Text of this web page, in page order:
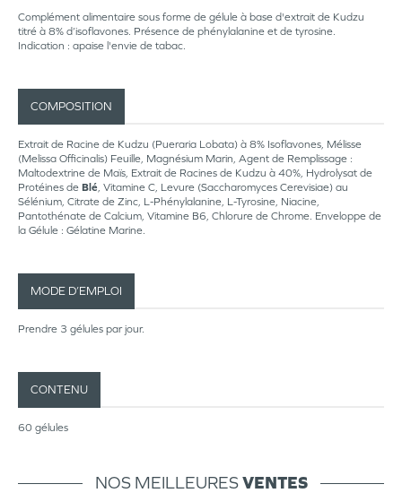
Complément alimentaire sous forme de gélule à base d'extrait de Kudzu
titré à 8% d’isoflavones. Présence de phénylalanine et de tyrosine.
Indication : apaise l'envie de tabac.
COMPOSITION
Extrait de Racine de Kudzu (Pueraria Lobata) à 8% Isoflavones, Mélisse
(Melissa Officinalis) Feuille, Magnésium Marin, Agent de Remplissage :
Maltodextrine de Maïs, Extrait de Racines de Kudzu à 40%, Hydrolysat de
Protéines de Blé , Vitamine C, Levure (Saccharomyces Cerevisiae) au
Sélénium, Citrate de Zinc, L-Phénylalanine, L-Tyrosine, Niacine,
Pantothénate de Calcium, Vitamine B6, Chlorure de Chrome. Enveloppe de
la Gélule : Gélatine Marine.
MODE D’EMPLOI
Prendre 3 gélules par jour.
CONTENU
60 gélules
NOS MEILLEURESVENTES